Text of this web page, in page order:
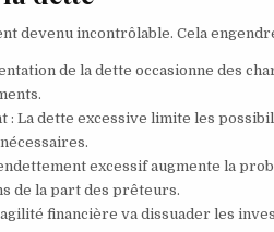
devenu incontrôlable. Cela
de la dette occasionne des
: La dette excessive limite les
excessif augmente la
de la part des prêteurs.
financière va dissuader les